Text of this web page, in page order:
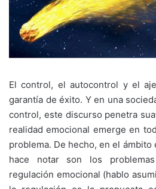
El control, el autocontrol y el
garantía de éxito. Y en una
control, este discurso penetra
realidad emocional emerge en
problema. De hecho, en el ámbito
hace notar son los
regulación emocional (hablo